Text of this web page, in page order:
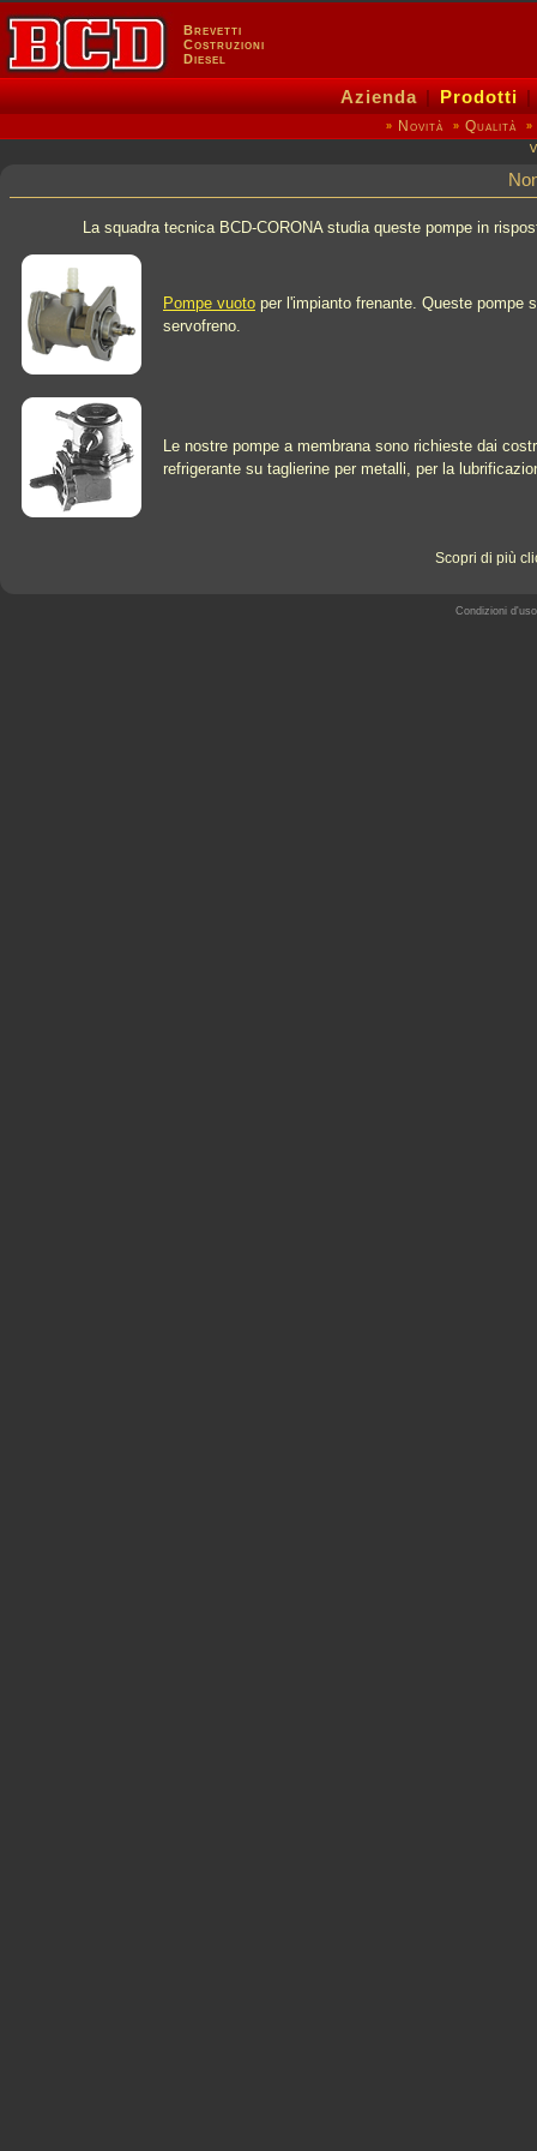
Brevetti
Costruzioni
Diesel
Azienda|Prodotti|
» Novità » Qualità »
La squadra tecnica BCD-CORONA studia queste pompe in
Pompe vuoto per l'impianto frenante. Queste pompe
servofreno.
Le nostre pompe a membrana sono richieste dai
refrigerante su taglierine per metalli, per la
Scopri di più
Condizioni d'uso